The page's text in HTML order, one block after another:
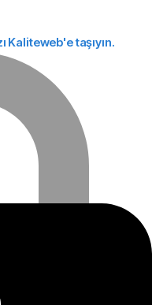
Kaliteweb'e taşıyın.